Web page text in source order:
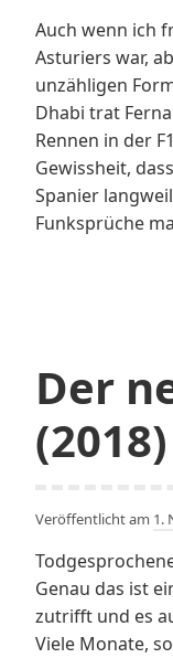
Auch wenn ich
Asturiers war,
unzähligen
Dhabi trat
Rennen in der
Gewissheit,
Spanier
Funksprüche
Der
(2018)
Veröffentlicht am 1.
Genau das ist
zutrifft und es
Viele Monate,